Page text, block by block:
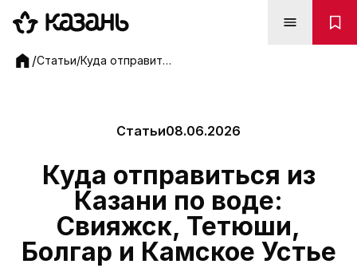
Куда отправиться из Казани по воде: Свияжск,
/Статьи/ Куда отправиться из Казани по воде: Свияжск, Тетюши, Болгар и Камское Устье
Статьи08.06.2026
Куда отправиться из
Казани по воде:
Свияжск, Тетюши,
Болгар и Камское Устье